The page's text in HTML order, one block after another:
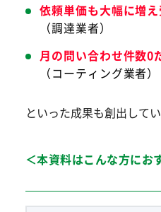
依頼単価も大幅に増
（調達業者）
月の問い合わせ件数0
（コーティング業者）
といった成果も創出してい
＜本資料はこんな方にお